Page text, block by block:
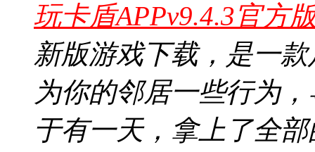
玩卡盾APPv9.4.3官方
新版游戏下载，是一
为你的邻居一些行为
于有一天，拿上了全